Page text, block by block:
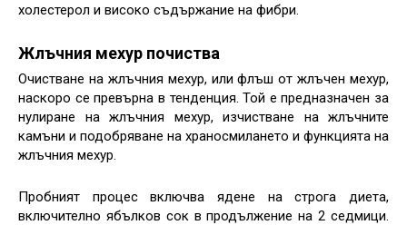
холестерол и високо съдържание на фибри.
Жлъчния мехур почиства
Очистване на жлъчния мехур, или флъш от жлъчен мехур,
наскоро се превърна в тенденция. Той е предназначен за
нулиране на жлъчния мехур, изчистване на жлъчните
камъни и подобряване на храносмилането и функцията на
жлъчния мехур.
Пробният процес включва ядене на строга диета,
включително ябълков сок в продължение на 2 седмици.